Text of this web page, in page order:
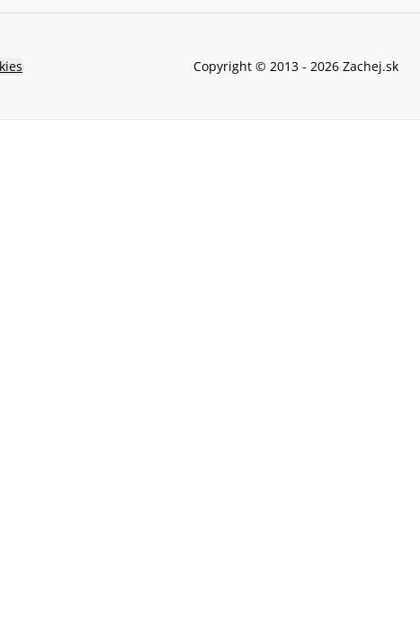
Copyright © 2013 - 2026 Zachej.sk